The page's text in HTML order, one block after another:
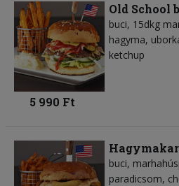
Old School
buci, 15dkg
hagyma,
ketchup
5 990 Ft
buci,
paradicsom,